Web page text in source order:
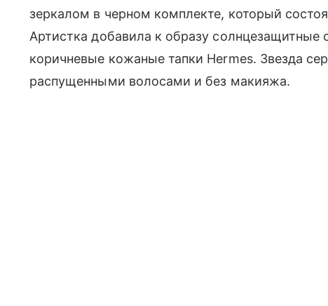
зеркалом в черном комплекте, который
Артистка добавила к образу солнцезащитные
коричневые кожаные тапки Hermes. Звезда
распущенными волосами и без макияжа.